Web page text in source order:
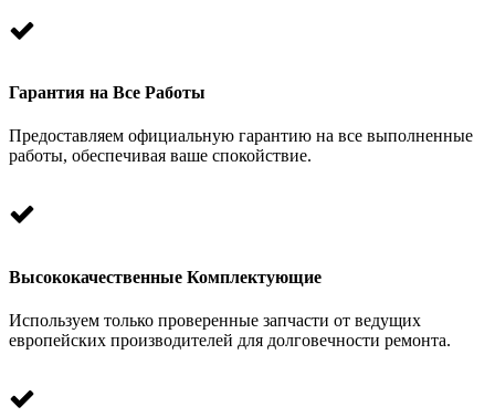
Гарантия на Все Работы
Предоставляем официальную гарантию на все выполненные
работы, обеспечивая ваше спокойствие.
Высококачественные Комплектующие
Используем только проверенные запчасти от ведущих
европейских производителей для долговечности ремонта.